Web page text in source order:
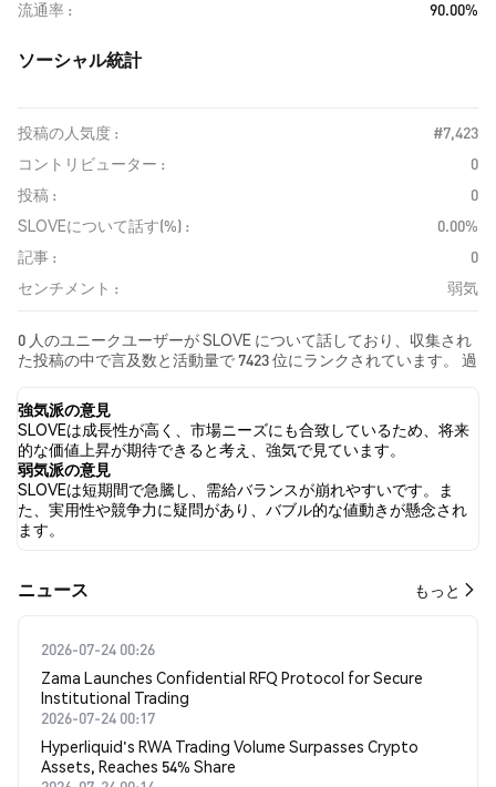
流通率
90.00%
ソーシャル統計
投稿の人気度 :
#7,423
コントリビューター :
0
投稿 :
0
SLOVEについて話す(%) :
0.00%
記事 :
0
センチメント :
弱気
0 人のユニークユーザーが SLOVE について話しており、収集され
た投稿の中で言及数と活動量で 7423 位にランクされています。 過
情は 弱気 でした。 最後に、SLOVE に関するニュース記事が 0 件
公開されました。 Twitterでは、NaN% のツイートが強気の感情
を示し、NaN% のツイートが弱気の感情を示しました。 NaN% の
ツイートは SLOVE に対して中立的でした。 これらの感情分析は 0
件のツイートに基づいています。
強気派の意見
SLOVEは成長性が高く、市場ニーズにも合致しているため、将来
的な価値上昇が期待できると考え、強気で見ています。
弱気派の意見
SLOVEは短期間で急騰し、需給バランスが崩れやすいです。ま
た、実用性や競争力に疑問があり、バブル的な値動きが懸念され
ます。
​​ニュース​​ もっと
2026-07-24 00:26
Zama Launches Confidential RFQ Protocol for Secure
Institutional Trading
2026-07-24 00:17
Hyperliquid's RWA Trading Volume Surpasses Crypto
Assets, Reaches 54% Share